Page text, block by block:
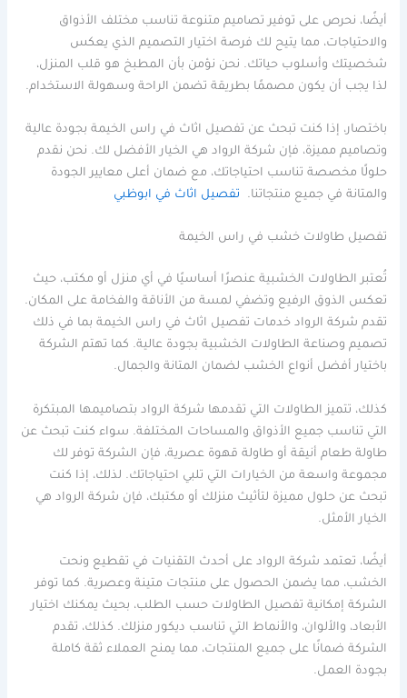
أيضًا، نحرص على توفير تصاميم متنوعة تناسب مختلف الأذواق
والاحتياجات، مما يتيح لك فرصة اختيار التصميم الذي يعكس
شخصيتك وأسلوب حياتك. نحن نؤمن بأن المطبخ هو قلب المنزل،
لذا يجب أن يكون مصممًا بطريقة تضمن الراحة وسهولة الاستخدام.
باختصار، إذا كنت تبحث عن تفصيل اثاث في راس الخيمة بجودة عالية
وتصاميم مميزة، فإن شركة الرواد هي الخيار الأفضل لك. نحن نقدم
حلولًا مخصصة تناسب احتياجاتك، مع ضمان أعلى معايير الجودة
والمتانة في جميع منتجاتنا. تفصيل اثاث في ابوظبي
تفصيل طاولات خشب في راس الخيمة
تُعتبر الطاولات الخشبية عنصرًا أساسيًا في أي منزل أو مكتب، حيث
تعكس الذوق الرفيع وتضفي لمسة من الأناقة والفخامة على المكان.
تقدم شركة الرواد خدمات تفصيل اثاث في راس الخيمة بما في ذلك
تصميم وصناعة الطاولات الخشبية بجودة عالية. كما تهتم الشركة
باختيار أفضل أنواع الخشب لضمان المتانة والجمال.
كذلك، تتميز الطاولات التي تقدمها شركة الرواد بتصاميمها المبتكرة
التي تناسب جميع الأذواق والمساحات المختلفة. سواء كنت تبحث عن
طاولة طعام أنيقة أو طاولة قهوة عصرية، فإن الشركة توفر لك
مجموعة واسعة من الخيارات التي تلبي احتياجاتك. لذلك، إذا كنت
تبحث عن حلول مميزة لتأثيث منزلك أو مكتبك، فإن شركة الرواد هي
الخيار الأمثل.
أيضًا، تعتمد شركة الرواد على أحدث التقنيات في تقطيع ونحت
الخشب، مما يضمن الحصول على منتجات متينة وعصرية. كما توفر
الشركة إمكانية تفصيل الطاولات حسب الطلب، بحيث يمكنك اختيار
الأبعاد، والألوان، والأنماط التي تناسب ديكور منزلك. كذلك، تقدم
الشركة ضمانًا على جميع المنتجات، مما يمنح العملاء ثقة كاملة
بجودة العمل.